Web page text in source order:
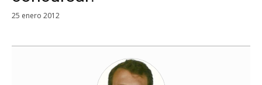
25 enero 2012